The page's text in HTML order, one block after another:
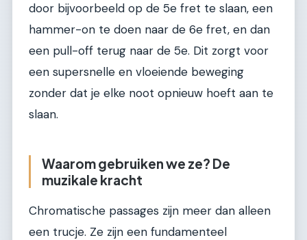
door bijvoorbeeld op de 5e fret te slaan, een
hammer-on te doen naar de 6e fret, en dan
een pull-off terug naar de 5e. Dit zorgt voor
een supersnelle en vloeiende beweging
zonder dat je elke noot opnieuw hoeft aan te
slaan.
Waarom gebruiken we ze? De
muzikale kracht
Chromatische passages zijn meer dan alleen
een trucje. Ze zijn een fundamenteel